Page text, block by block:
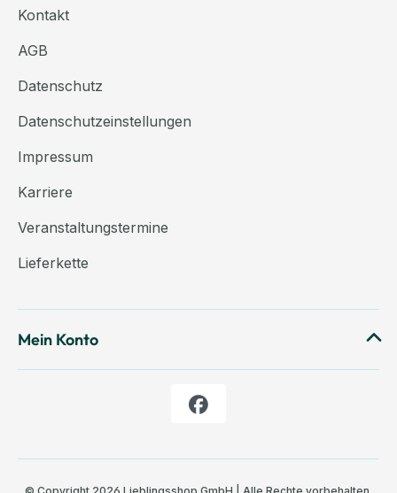
Kontakt
AGB
Datenschutz
Datenschutzeinstellungen
Impressum
Karriere
Veranstaltungstermine
Lieferkette
Mein Konto